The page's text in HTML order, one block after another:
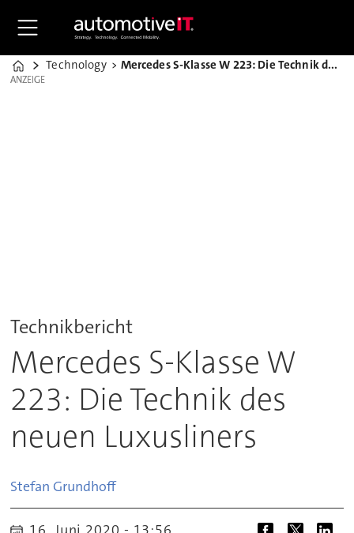
Home
Technology Mercedes S-Klasse W 223: Die Technik des neuen Luxusliners
ANZEIGE
ANZEIGE
Technikbericht
Mercedes S-Klasse W
223: Die Technik des
neuen Luxusliners
Stefan Grundhoff